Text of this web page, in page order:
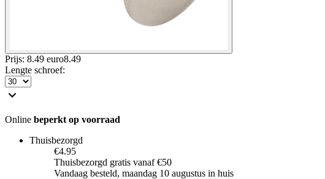
Prijs: 8.49 euro8.49
Lengte schroef:
Online beperkt op voorraad
Thuisbezorgd
€4.95
Thuisbezorgd gratis vanaf €50
Vandaag besteld, maandag 10 augustus in huis